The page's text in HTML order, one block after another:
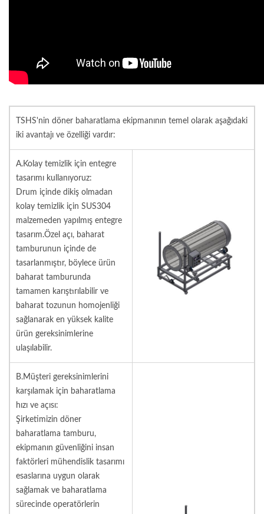
TSHS'nin döner baharatlama ekipmanının temel olarak aşağıdaki
iki avantajı ve özelliği vardır:
A.Kolay temizlik için entegre
tasarımı kullanıyoruz:
Drum içinde dikiş olmadan
kolay temizlik için SUS304
malzemeden yapılmış entegre
tasarım.Özel açı, baharat
tamburunun içinde de
tasarlanmıştır, böylece ürün
baharat tamburunda
tamamen karıştırılabilir ve
baharat tozunun homojenliği
sağlanarak en yüksek kalite
ürün gereksinimlerine
ulaşılabilir.
B.Müşteri gereksinimlerini
karşılamak için baharatlama
hızı ve açısı:
Şirketimizin döner
baharatlama tamburu,
ekipmanın güvenliğini insan
faktörleri mühendislik tasarımı
esaslarına uygun olarak
sağlamak ve baharatlama
sürecinde operatörlerin